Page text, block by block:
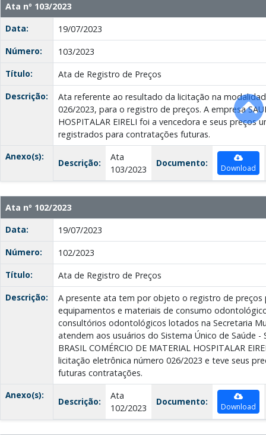
Ata nº 103/2023
Data:
19/07/2023
Número:
103/2023
Título:
Ata de Registro de Preços
Descrição:
Ata referente ao resultado da licitação na
026/2023, para o registro de preços. A empresa
HOSPITALAR EIRELI foi a vencedora e seus preços
registrados para contratações futuras.
Anexo(s):
Descrição:
Ata
103/2023
Documento: Download
Ata nº 102/2023
Data:
19/07/2023
Número:
102/2023
Título:
Ata de Registro de Preços
Descrição:
A presente ata tem por objeto o registro de preços
equipamentos e materiais de consumo
consultórios odontológicos lotados na Secretaria
atendem aos usuários do Sistema Único de Saúde -
BRASIL COMÉRCIO DE MATERIAL HOSPITALAR
licitação eletrônica número 026/2023 e teve seus
futuras contratações.
Anexo(s):
Descrição:
Ata
102/2023
Documento: Download